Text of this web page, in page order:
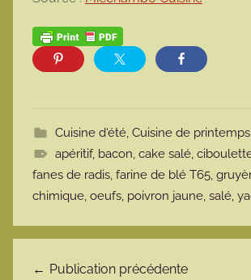
Cuisine d'été, Cuisine de printemps
apéritif, bacon, cake salé,
fanes de radis, farine de blé T65,
chimique, oeufs, poivron jaune, salé,
Publication précédente